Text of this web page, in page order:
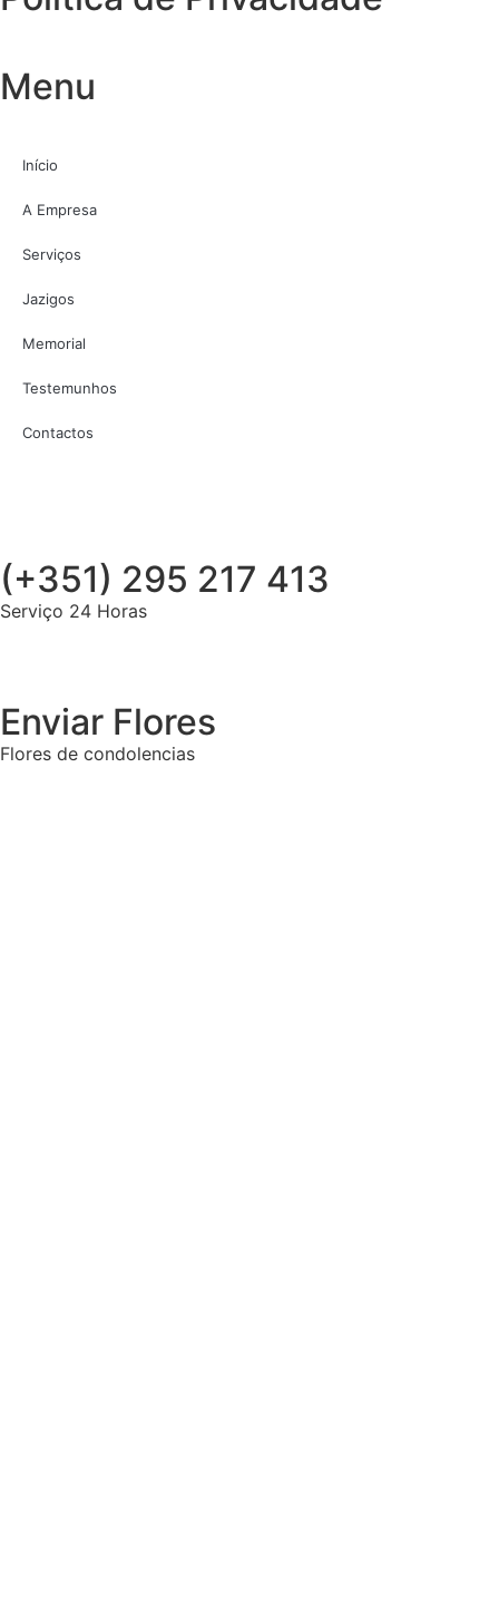
Menu
Início
A Empresa
Serviços
Jazigos
Memorial
Testemunhos
Contactos
(+351) 295 217 413
Serviço 24 Horas
Enviar Flores
Flores de condolencias